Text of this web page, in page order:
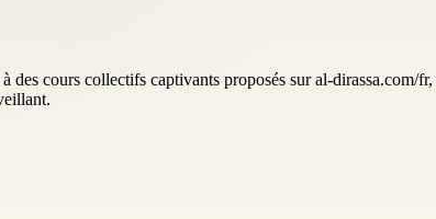
des cours collectifs captivants proposés sur al-